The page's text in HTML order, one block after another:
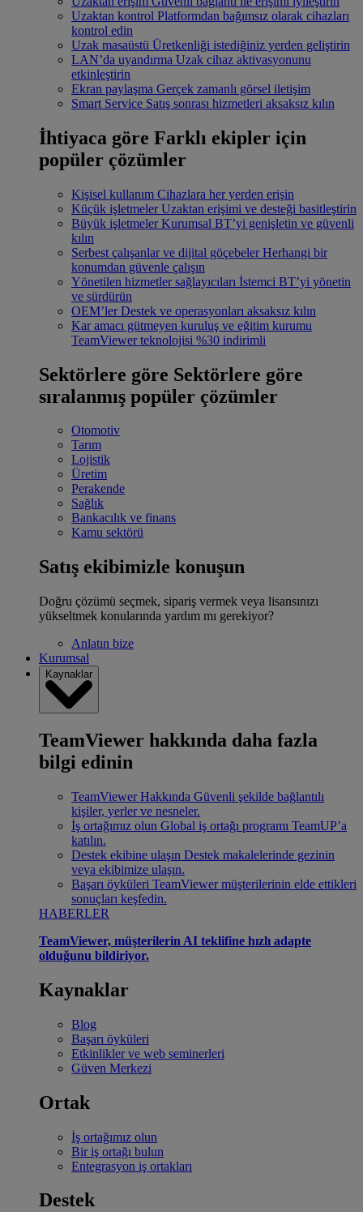
Uzaktan kontrol Platformdan bağımsız olarak cihazları
kontrol edin
Uzak masaüstü Üretkenliği istediğiniz yerden geliştirin
LAN’da uyandırma Uzak cihaz aktivasyonunu
etkinleştirin
Ekran paylaşma Gerçek zamanlı görsel iletişim
Smart Service Satış sonrası hizmetleri aksaksız kılın
İhtiyaca göre Farklı ekipler için
popüler çözümler
Kişisel kullanım Cihazlara her yerden erişin
Küçük işletmeler Uzaktan erişimi ve desteği basitleştirin
Büyük işletmeler Kurumsal BT’yi genişletin ve güvenli
kılın
Serbest çalışanlar ve dijital göçebeler Herhangi bir
konumdan güvenle çalışın
Yönetilen hizmetler sağlayıcıları İstemci BT’yi yönetin
ve sürdürün
OEM’ler Destek ve operasyonları aksaksız kılın
Kar amacı gütmeyen kuruluş ve eğitim kurumu
TeamViewer teknolojisi %30 indirimli
Sektörlere göre Sektörlere göre
sıralanmış popüler çözümler
Otomotiv
Tarım
Lojistik
Üretim
Perakende
Sağlık
Bankacılık ve finans
Kamu sektörü
Satış ekibimizle konuşun
Doğru çözümü seçmek, sipariş vermek veya lisansınızı
yükseltmek konularında yardım mı gerekiyor?
Anlatın bize
Kurumsal
Kaynaklar
TeamViewer hakkında daha fazla
bilgi edinin
TeamViewer Hakkında Güvenli şekilde bağlantılı
kişiler, yerler ve nesneler.
İş ortağımız olun Global iş ortağı programı TeamUP’a
katılın.
Destek ekibine ulaşın Destek makalelerinde gezinin
veya ekibimize ulaşın.
Başarı öyküleri TeamViewer müşterilerinin elde ettikleri
sonuçları keşfedin.
HABERLER
TeamViewer, müşterilerin AI teklifine hızlı adapte
olduğunu bildiriyor.
Kaynaklar
Blog
Başarı öyküleri
Etkinlikler ve web seminerleri
Güven Merkezi
Ortak
İş ortağımız olun
Bir iş ortağı bulun
Entegrasyon iş ortakları
Destek